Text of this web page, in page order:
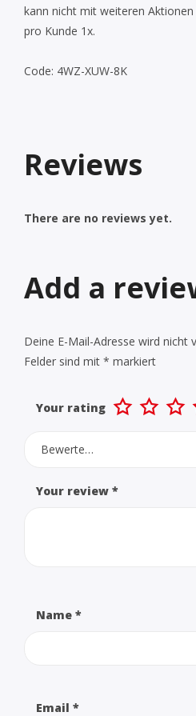
kann nicht mit weiteren
pro Kunde 1x.
Code: 4WZ-XUW-8K
Reviews
There are no reviews yet.
Add a
Deine E-Mail-Adresse wird nicht
Felder sind mit * markiert
Your rating
Bewerte…
Your review *
Name *
Email *